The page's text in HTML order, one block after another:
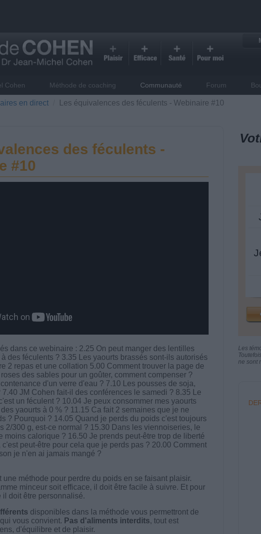
Cohen Méthode de coaching Communauté Forum
en direct Les équivalences des féculents - Webinaire #10
des féculents -
#10
dans ce webinaire : 2.25 On peut manger des lentilles
des féculents ? 3.35 Les yaourts brassés sont-ils autorisés
2 repas et une collation 5.00 Comment trouver la page de
des sables pour un goûter, comment compenser ?
d'un verre d'eau ? 7.10 Les pousses de soja,
7.40 JM Cohen fait-il des conférences le samedi ? 8.35 Le
un féculent ? 10.04 Je peux consommer mes yaourts
yaourts à 0 % ? 11.15 Ca fait 2 semaines que je ne
? Pourquoi ? 14.05 Quand je perds du poids c'est toujours
2/300 g, est-ce normal ? 15.30 Dans les viennoiseries, le
moins calorique ? 16.50 Je prends peut-être trop de liberté
c'est peut-être pour cela que je perds pas ? 20.00 Comment
je n'en ai jamais mangé ?
une méthode pour perdre du poids en se faisant plaisir.
minceur soit efficace, il doit être facile à suivre. Et pour
il doit être personnalisé.
disponibles dans la méthode vous permettront de
vous convient. Pas d'aliments interdits, tout est
d'équilibre et de plaisir.
Les
ne sont